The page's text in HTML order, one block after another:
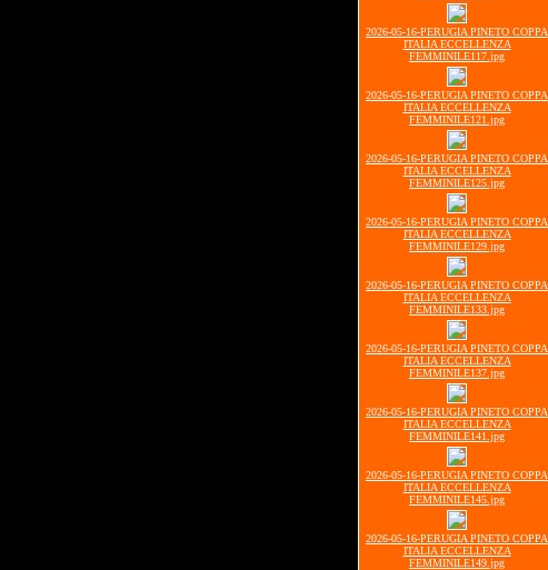
2026-05-16-PERUGIA PINETO COPPA
ITALIA ECCELLENZA
FEMMINILE117.jpg
2026-05-16-PERUGIA PINETO COPPA
ITALIA ECCELLENZA
FEMMINILE121.jpg
2026-05-16-PERUGIA PINETO COPPA
ITALIA ECCELLENZA
FEMMINILE125.jpg
2026-05-16-PERUGIA PINETO COPPA
ITALIA ECCELLENZA
FEMMINILE129.jpg
2026-05-16-PERUGIA PINETO COPPA
ITALIA ECCELLENZA
FEMMINILE133.jpg
2026-05-16-PERUGIA PINETO COPPA
ITALIA ECCELLENZA
FEMMINILE137.jpg
2026-05-16-PERUGIA PINETO COPPA
ITALIA ECCELLENZA
FEMMINILE141.jpg
2026-05-16-PERUGIA PINETO COPPA
ITALIA ECCELLENZA
FEMMINILE145.jpg
2026-05-16-PERUGIA PINETO COPPA
ITALIA ECCELLENZA
FEMMINILE149.jpg